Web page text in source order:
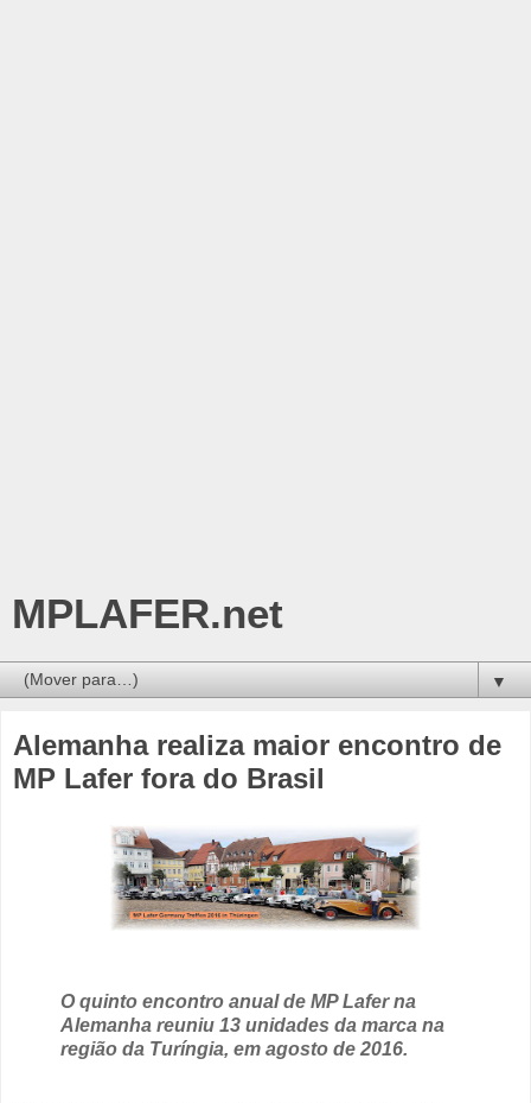
MPLAFER.net
▼
Alemanha realiza maior encontro de
MP Lafer fora do Brasil
O quinto encontro anual de MP Lafer na
Alemanha reuniu 13 unidades da marca na
região da Turíngia, em agosto de 2016.